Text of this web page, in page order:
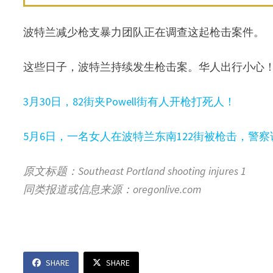
波特兰减少枪支暴力团队正在调查这起枪击案件。
这些日子，波特兰持续发生枪击案。华人出行小心！
3月30日，82街夹Powell街有人开枪打死人！
5月6日，一名女人在波特兰东南122街被枪击，警察
原文标题：Southeast Portland shooting injures 1
同类报道或信息来源：oregonlive.com
SHARE SHARE